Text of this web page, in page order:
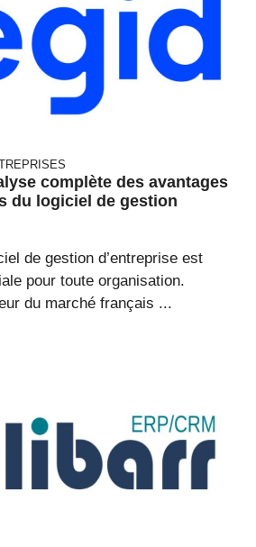
complète des avantages
du logiciel de gestion
de gestion d’entreprise est
pour toute organisation.
du marché français ...